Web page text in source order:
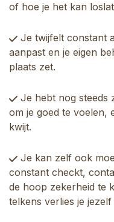
of hoe je het kan
Je twijfelt constant
aanpast en je eigen
plaats zet.
Je hebt nog steeds
om je goed te voelen,
kwijt.
Je kan zelf ook
constant checkt,
de hoop zekerheid te
telkens verlies je